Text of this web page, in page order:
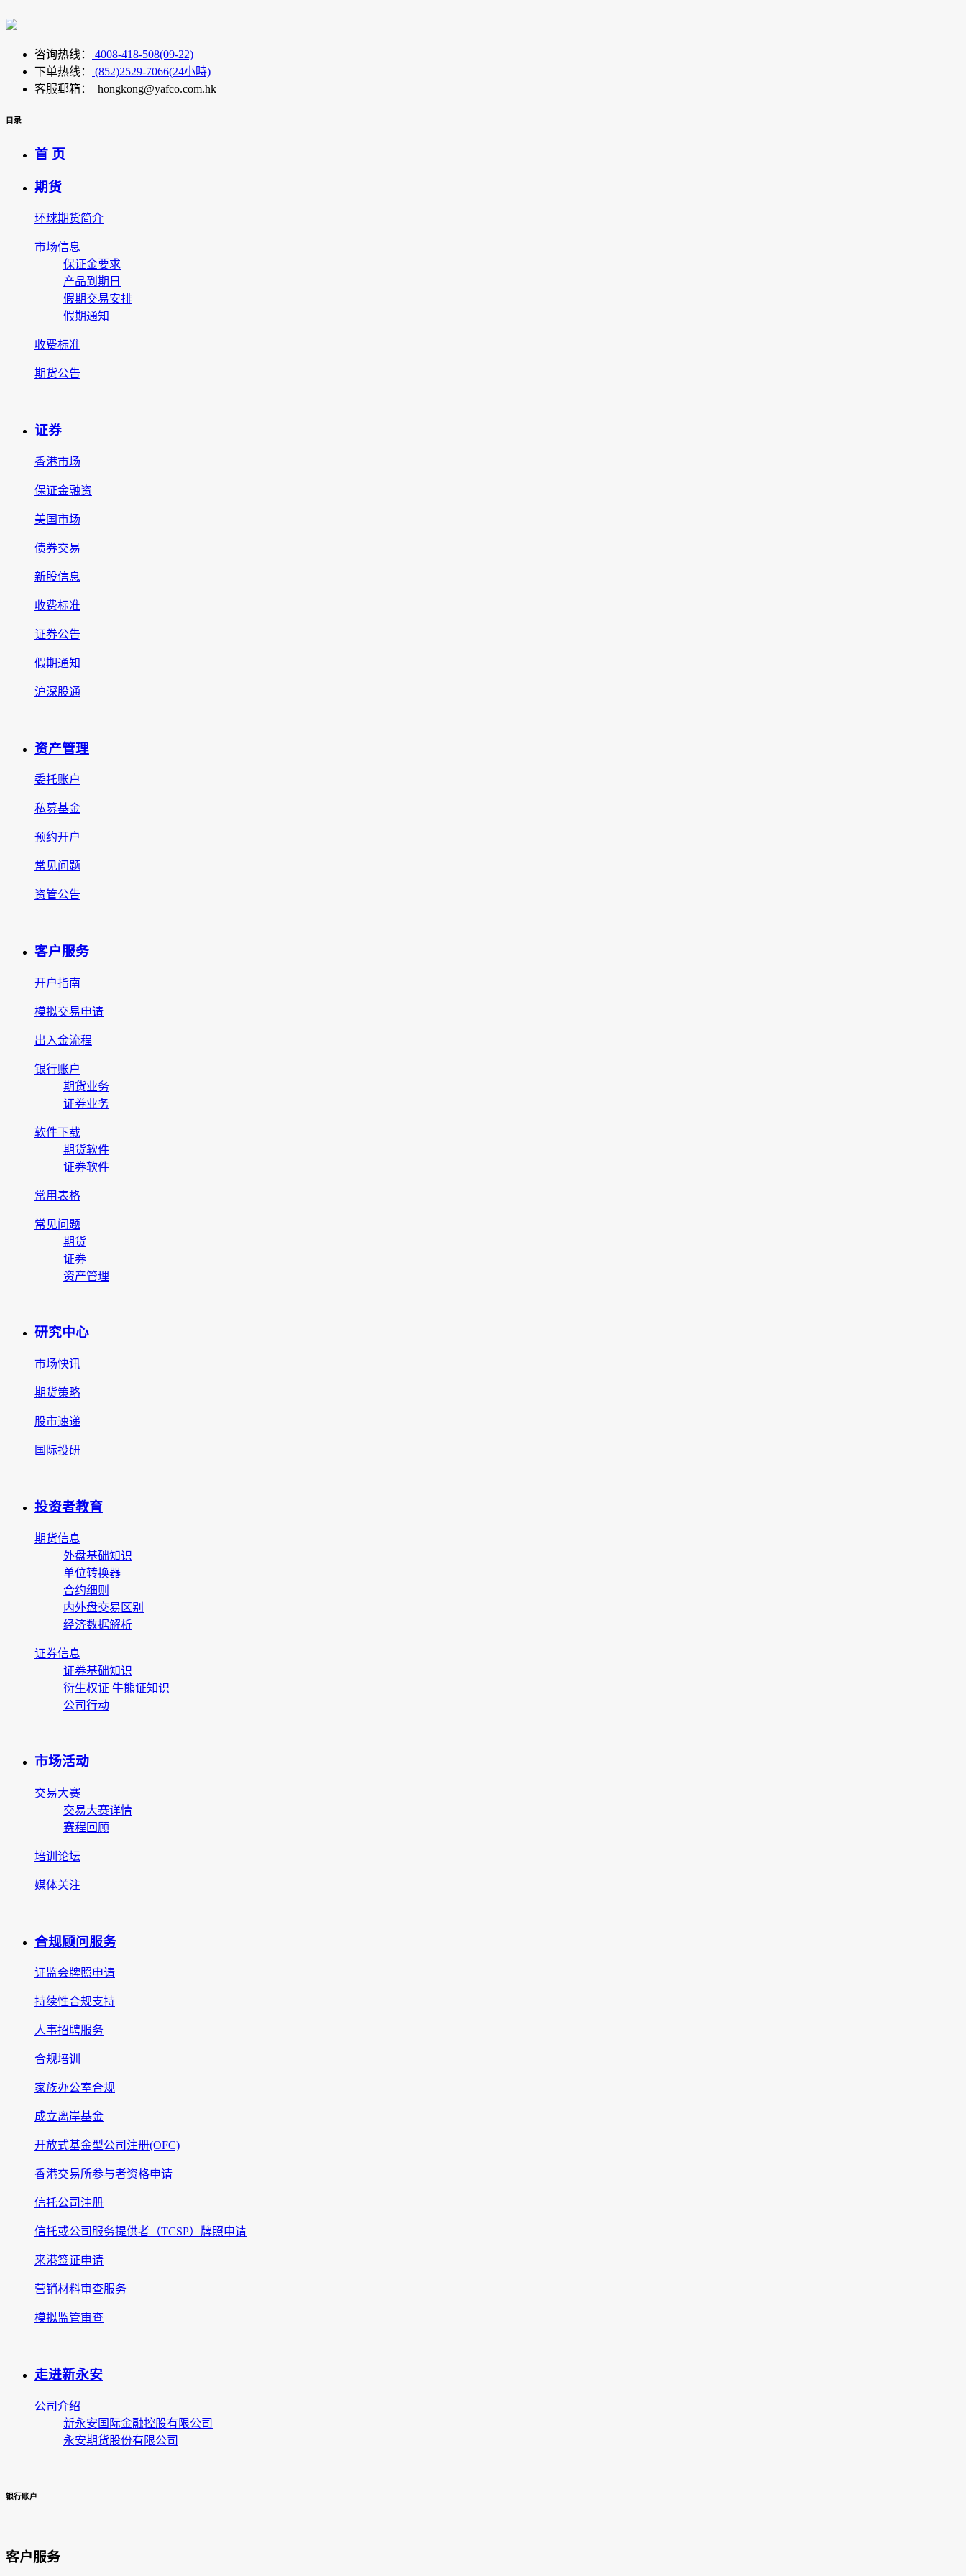
咨询热线：
4008-418-508(09-22)
下单热线：
(852)2529-7066(24小時)
客服郵箱： hongkong@yafco.com.hk
目录
首 页
期货
环球期货简介
市场信息
保证金要求
产品到期日
假期交易安排
假期通知
收费标准
期货公告
证券
香港市场
保证金融资
美国市场
债券交易
新股信息
收费标准
证券公告
假期通知
沪深股通
资产管理
委托账户
私募基金
预约开户
常见问题
资管公告
客户服务
开户指南
模拟交易申请
出入金流程
银行账户
期货业务
证券业务
软件下载
期货软件
证券软件
常用表格
常见问题
期货
证券
资产管理
研究中心
市场快讯
期货策略
股市速递
国际投研
投资者教育
期货信息
外盘基础知识
单位转换器
合约细则
内外盘交易区别
经济数据解析
证券信息
证券基础知识
衍生权证 牛熊证知识
公司行动
市场活动
交易大赛
交易大赛详情
赛程回顾
培训论坛
媒体关注
合规顾问服务
证监会牌照申请
持续性合规支持
人事招聘服务
合规培训
家族办公室合规
成立离岸基金
开放式基金型公司注册(OFC)
香港交易所参与者资格申请
信托公司注册
信托或公司服务提供者（TCSP）牌照申请
来港签证申请
营销材料审查服务
模拟监管审查
走进新永安
公司介绍
新永安国际金融控股有限公司
永安期货股份有限公司
银行账户
客户服务